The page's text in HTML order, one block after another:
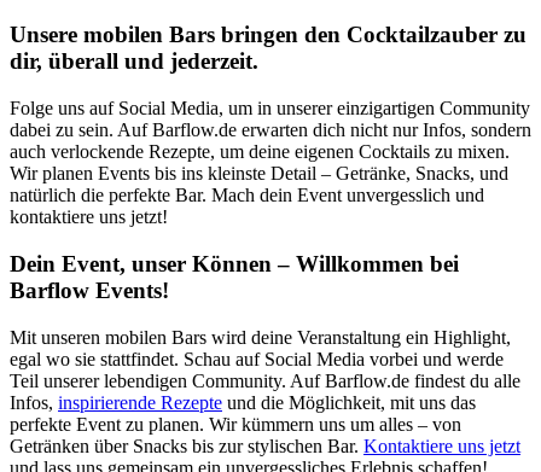
Unsere mobilen Bars bringen den Cocktailzauber zu
dir, überall und jederzeit.
Folge uns auf Social Media, um in unserer einzigartigen Community
dabei zu sein. Auf Barflow.de erwarten dich nicht nur Infos, sondern
auch verlockende Rezepte, um deine eigenen Cocktails zu mixen.
Wir planen Events bis ins kleinste Detail – Getränke, Snacks, und
natürlich die perfekte Bar. Mach dein Event unvergesslich und
kontaktiere uns jetzt!
Dein Event, unser Können – Willkommen bei
Barflow Events!
Mit unseren mobilen Bars wird deine Veranstaltung ein Highlight,
egal wo sie stattfindet. Schau auf Social Media vorbei und werde
Teil unserer lebendigen Community. Auf Barflow.de findest du alle
Infos, inspirierende Rezepte und die Möglichkeit, mit uns das
perfekte Event zu planen. Wir kümmern uns um alles – von
Getränken über Snacks bis zur stylischen Bar. Kontaktiere uns jetzt
und lass uns gemeinsam ein unvergessliches Erlebnis schaffen!